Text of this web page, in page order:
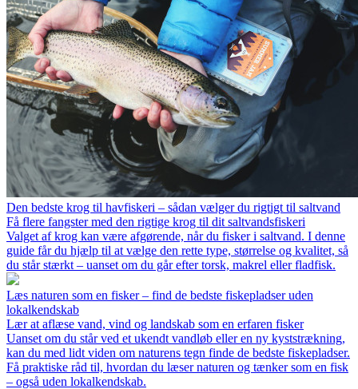
Den bedste krog til havfiskeri – sådan vælger du rigtigt til saltvand
Få flere fangster med den rigtige krog til dit saltvandsfiskeri
Valget af krog kan være afgørende, når du fisker i saltvand. I denne
guide får du hjælp til at vælge den rette type, størrelse og kvalitet, så
du står stærkt – uanset om du går efter torsk, makrel eller fladfisk.
Læs naturen som en fisker – find de bedste fiskepladser uden
lokalkendskab
Lær at aflæse vand, vind og landskab som en erfaren fisker
Uanset om du står ved et ukendt vandløb eller en ny kyststrækning,
kan du med lidt viden om naturens tegn finde de bedste fiskepladser.
Få praktiske råd til, hvordan du læser naturen og tænker som en fisk
– også uden lokalkendskab.